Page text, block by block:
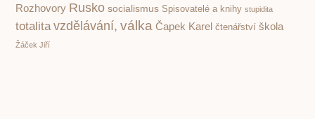
Rozhovory Rusko socialismus Spisovatelé a knihy stupidita
totalita vzdělávání, válka Čapek Karel čtenářství škola
Žáček Jiří